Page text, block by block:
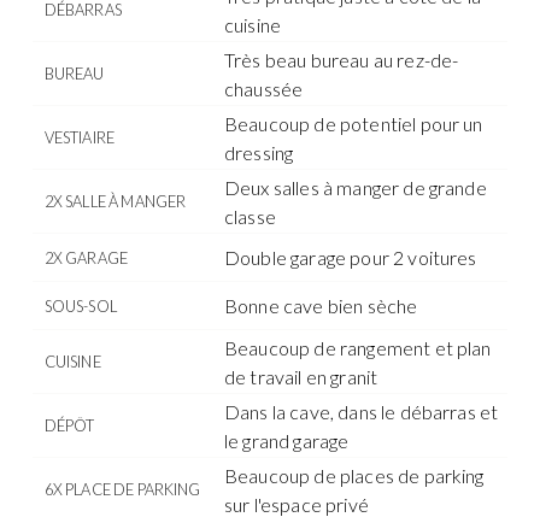
DÉBARRAS
cuisine
BUREAU
Très beau bureau au rez-de-
chaussée
VESTIAIRE
Beaucoup de potentiel pour un
dressing
2X SALLE À MANGER
Deux salles à manger de grande
classe
2X GARAGE Double garage pour 2 voitures
SOUS-SOL Bonne cave bien sèche
CUISINE
Beaucoup de rangement et plan
de travail en granit
DÉPÔT
Dans la cave, dans le débarras et
le grand garage
6X PLACE DE PARKING
Beaucoup de places de parking
sur l'espace privé